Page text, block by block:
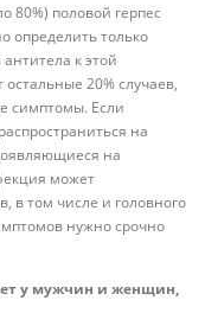
80%) половой герпес
определить только
к этой
20% случаев,
симптомы. Если
на
на
может
в том числе и головного
нужно срочно
у мужчин и женщин,